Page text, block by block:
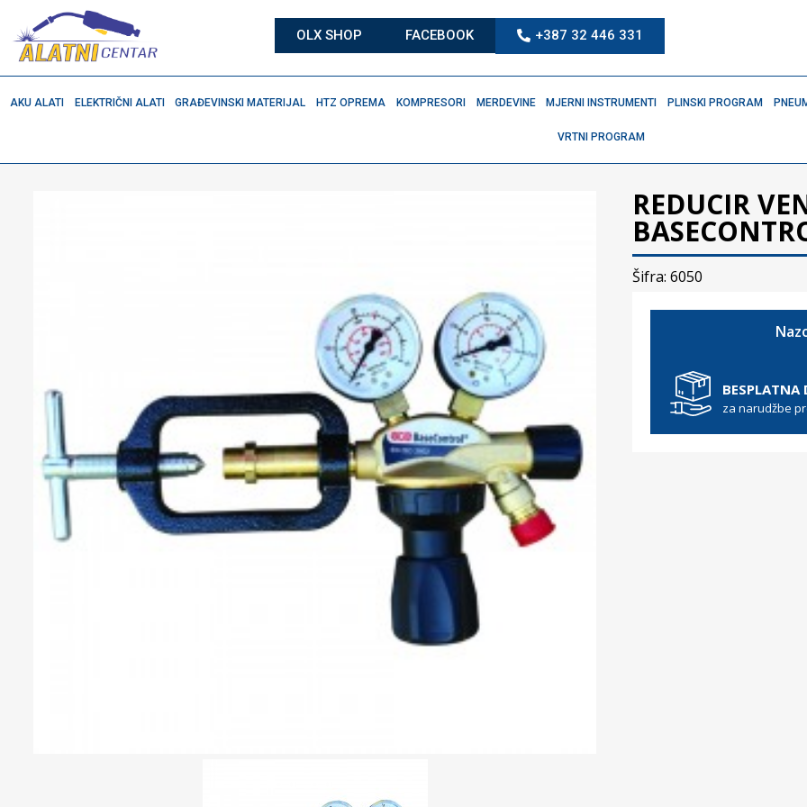
OLX SHOP FACEBOOK +387 32 446 331
AKU ALATI ELEKTRIČNI ALATI GRAĐEVINSKI MATERIJAL HTZ OPREMA KOMPRESORI MERDEVINE MJERNI INSTRUMENTI PLINSKI PROGRAM
VRTNI PROGRAM
REDUCIR
Šifra: 6050
BESPLATNA
za narudžbe